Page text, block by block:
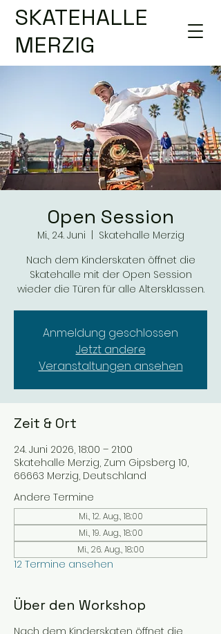
SKATEHALLE
MERZIG
Open Session
Mi., 24. Juni
Skatehalle Merzig
Nach dem Kinderskaten öffnet die
Skatehalle mit der Open Session
wieder die Türen für alle Altersklassen.
Anmeldung geschlossen
Jetzt andere
Veranstaltungen ansehen
Zeit & Ort
24. Juni 2026, 18:00 – 21:00
Skatehalle Merzig, Zum Gipsberg 10,
66663 Merzig, Deutschland
Andere Termine
Mi., 12. Aug., 18:00
Mi., 19. Aug., 18:00
Mi., 26. Aug., 18:00
12 Termine ansehen
Über den Workshop
Nach dem Kinderskaten öffnet die